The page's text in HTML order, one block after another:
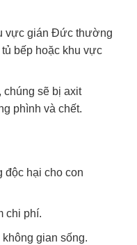
vực gián Đức thường
bếp hoặc khu vực
chúng sẽ bị axit
phình và chết.
độc hại cho con
chi phí.
gian sống.